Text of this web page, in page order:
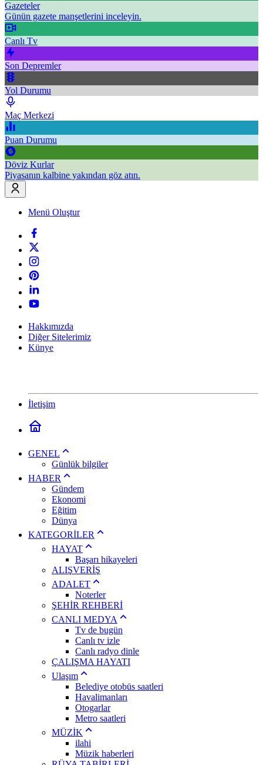
Gazeteler
Günün gazete manşetlerini inceleyin.
Canlı Tv
Son Depremler
Yol Durumu
Maç Merkezi
Puan Durumu
Döviz Kurlar
Piyasanın kalbine yakından göz atın.
Menü Oluştur
Hakkımızda
Diğer Sitelerimiz
Künye
İletişim
GENEL
Günlük bilgiler
HABER
Gündem
Ekonomi
Eğitim
Dünya
KATEGORİLER
HAYAT
Başarı hikayeleri
ALIŞVERİŞ
ADALET
Noterler
ŞEHİR REHBERİ
CANLI MEDYA
Tv de bugün
Canlı tv izle
Canlı radyo dinle
ÇALIŞMA HAYATI
Ulaşım
Belediye otobüs saatleri
Havalimanları
Otogarlar
Metro saatleri
MÜZİK
ilahi
Müzik haberleri